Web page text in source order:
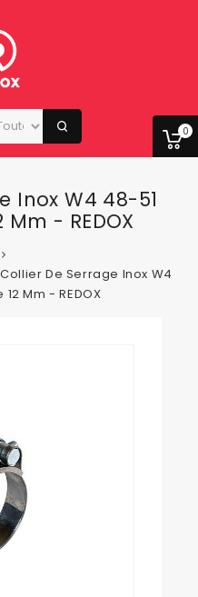
0
Inox W4 48-51
- REDOX
Collier De Serrage Inox W4
Mm - REDOX